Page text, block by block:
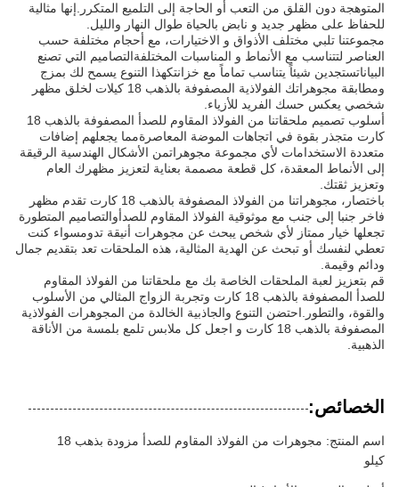
المتوهجة دون القلق من التعب أو الحاجة إلى التلميع المتكرر.إنها مثالية
للحفاظ على مظهر جديد و نابض بالحياة طوال النهار والليل.
مجموعتنا تلبي مختلف الأذواق و الاختيارات، مع أحجام مختلفة حسب
العناصر لتتناسب مع الأنماط و المناسبات المختلفةالتصاميم التي تصنع
البياناتستجدين شيئاً يتناسب تماماً مع خزانتكهذا التنوع يسمح لك بمزج
ومطابقة مجوهراتك الفولاذية المصفوفة بالذهب 18 كيلات لخلق مظهر
شخصي يعكس حسك الفريد للأزياء.
أسلوب تصميم ملحقاتنا من الفولاذ المقاوم للصدأ المصفوفة بالذهب 18
كارت متجذر بقوة في اتجاهات الموضة المعاصرةمما يجعلهم إضافات
متعددة الاستخدامات لأي مجموعة مجوهراتمن الأشكال الهندسية الرقيقة
إلى الأنماط المعقدة، كل قطعة مصممة بعناية لتعزيز مظهرك العام
وتعزيز ثقتك.
باختصار، مجوهراتنا من الفولاذ المصفوفة بالذهب 18 كارت تقدم مظهر
فاخر جنبا إلى جنب مع موثوقية الفولاذ المقاوم للصدأوالتصاميم المتطورة
تجعلها خيار ممتاز لأي شخص يبحث عن مجوهرات أنيقة تدومسواء كنت
تعطي لنفسك أو تبحث عن الهدية المثالية، هذه الملحقات تعد بتقديم جمال
ودائم وقيمة.
قم بتعزيز لعبة الملحقات الخاصة بك مع ملحقاتنا من الفولاذ المقاوم
للصدأ المصفوفة بالذهب 18 كارت وتجربة الزواج المثالي من الأسلوب
والقوة، والتطور.احتضن التنوع والجاذبية الخالدة من المجوهرات الفولاذية
المصفوفة بالذهب 18 كارت و اجعل كل ملابس تلمع بلمسة من الأناقة
الذهبية.
الخصائص:
اسم المنتج: مجوهرات من الفولاذ المقاوم للصدأ مزودة بذهب 18
كيلو